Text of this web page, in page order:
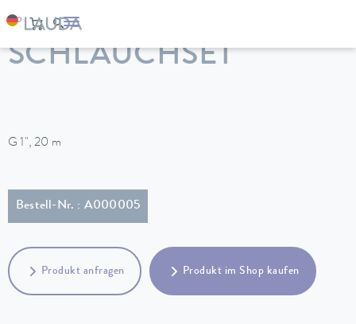
LAUDA Temperiergeräte
SCHLAUCHSET
G 1", 20 m
Bestell-Nr. : A000005
Produkt anfragen Produkt im Shop kaufen